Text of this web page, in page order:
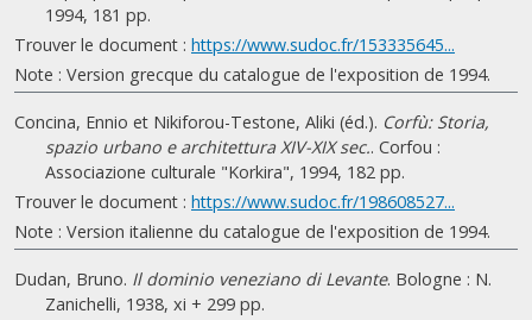
1994, 181 pp.
Trouver le document : https://www.sudoc.fr/153335645...
Note : Version grecque du catalogue de l'exposition de 1994.
Concina, Ennio et Nikiforou-Testone, Aliki (éd.). Corfù: Storia,
spazio urbano e architettura XIV-XIX sec.. Corfou :
Associazione culturale "Korkira", 1994, 182 pp.
Trouver le document : https://www.sudoc.fr/198608527...
Note : Version italienne du catalogue de l'exposition de 1994.
Dudan, Bruno. Il dominio veneziano di Levante. Bologne : N.
Zanichelli, 1938, xi + 299 pp.